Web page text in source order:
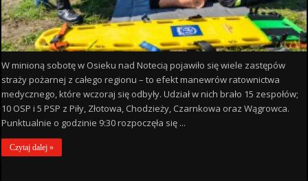
W minioną sobotę w Osieku nad Notecią pojawiło się wiele zastępów
straży pożarnej z całego regionu – to efekt manewrów ratownictwa
medycznego, które wczoraj się odbyły. Udział w nich brało 15 zespołów;
10 OSP i 5 PSP z Piły, Złotowa, Chodzieży, Czarnkowa oraz Wągrowca.
Punktualnie o godzinie 9:30 rozpoczęła się ...
Czytaj dalej »